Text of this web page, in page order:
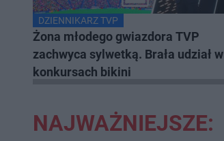
DZIENNIKARZ TVP
Żona młodego gwiazdora TVP
zachwyca sylwetką. Brała udział w
konkursach bikini
NAJWAŻNIEJSZE: